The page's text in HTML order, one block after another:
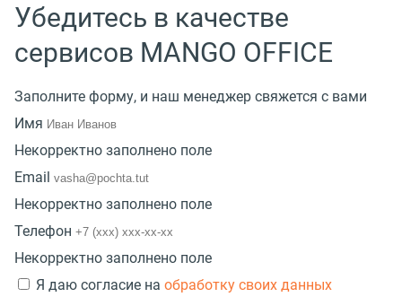
Убедитесь в качестве
сервисов MANGO OFFICE
Заполните форму, и наш менеджер свяжется с вами
Имя
Некорректно заполнено поле
Email
Некорректно заполнено поле
Телефон
Некорректно заполнено поле
Я даю согласие на обработку своих данных